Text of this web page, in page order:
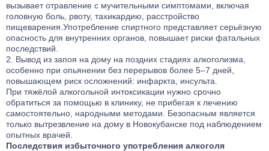
вызывает отравление с мучительными симптомами, включая
головную боль, рвоту, тахикардию, расстройство
пищеварения.Употребление спиртного представляет серьёзную
опасность для внутренних органов, повышает риски фатальных
последствий.
Вывод из запоя на дому на поздних стадиях алкоголизма,
особенно при опьянении без перерывов более 5–7 дней,
повышающем риск осложнений: инфаркта, инсульта.
При тяжёлой алкогольной интоксикации нужно срочно
обратиться за помощью в клинику, не прибегая к лечению
самостоятельно, народными методами. Безопасным является
только вытрезвление на дому в Новокубанске под наблюдением
опытных врачей.
Последствия избыточного употребления алкоголя